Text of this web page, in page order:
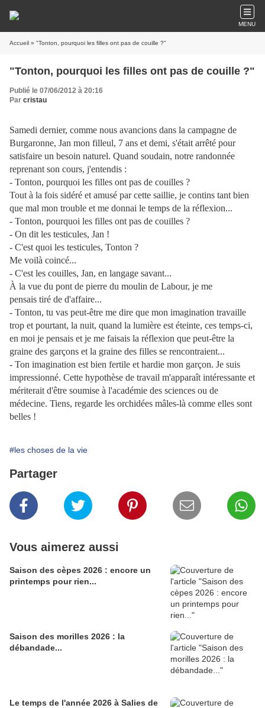
MENU
Accueil » "Tonton, pourquoi les filles ont pas de couille ?"
"Tonton, pourquoi les filles ont pas de couille ?"
Publié le 07/06/2012 à 20:16
Par cristau
Samedi dernier, comme nous avancions dans la campagne de
Burgaronne, Jan mon filleul, 7 ans et demi, s'était arrêté pour
satisfaire un besoin naturel. Quand soudain, notre randonnée
reprenant son cours, j'entendis :
- Tonton, pourquoi les filles ont pas de couilles ?
Tout à la fois sidéré et amusé par cette saillie, je contins tant bien
que mal mon trouble et me donnai le temps de la réflexion...
- Tonton, pourquoi les filles ont pas de couilles ?
- On dit les testicules, Jan !
- C'est quoi les testicules, Tonton ?
Me voilà coincé...
- C'est les couilles, Jan, en langage savant...
À la vue du pont de pierre du moulin de Labour, je me
pensais tiré de d'affaire...
- Tonton, tu vas peut-être me dire que mon imagination travaille
trop et pourtant, la nuit, quand la lumière est éteinte, ces temps-ci,
en moi je pensais et je me faisais la réflexion que peut-être la
graine des garçons et la graine des filles se rencontraient...
- Ton imagination est bien fertile et hardie mon garçon. Je suis
impressionné. Cette hypothèse de travail m'apparaît intéressante et
mériterait d'être soumise à l'académie des sciences ou de
médecine. Tiens, regarde les orchidées mâles-là comme elles sont
belles !
#les choses de la vie
Partager
Vous aimerez aussi
Saison des cèpes 2026 : encore un
printemps pour rien...
Saison des morilles 2026 : la
débandade...
Le temps de l'année 2026 à Salies de